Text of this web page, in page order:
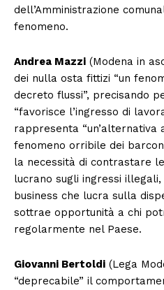
dell’Amministrazione
fenomeno.
Andrea Mazzi (Modena in
dei nulla osta fittizi “un
decreto flussi”, precisando
“favorisce l’ingresso di
rappresenta
fenomeno orribile dei
la necessità di contrastare
lucrano sugli ingressi illegali,
business che lucra sulla
sottrae opportunità a chi
regolarmente nel Paese.
Giovanni Bertoldi (Lega
“deprecabile” il